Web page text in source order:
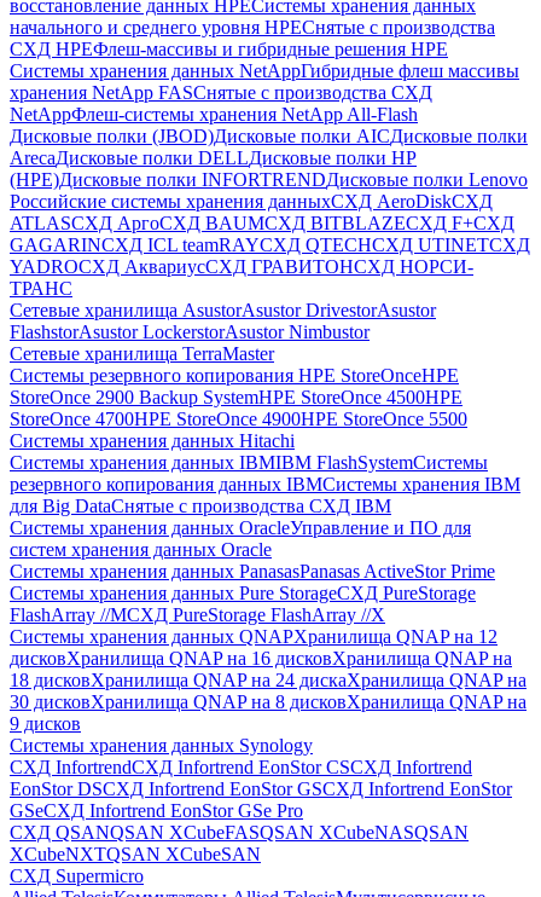
восстановление данных HPEСистемы хранения данных
начального и среднего уровня HPEСнятые с производства
СХД HPEФлеш-массивы и гибридные решения HPE
Cистемы хранения данных NetAppГибридные флеш массивы
хранения NetApp FASСнятые с производства СХД
NetAppФлеш-системы хранения NetApp All-Flash
Дисковые полки (JBOD)Дисковые полки AICДисковые полки
ArecaДисковые полки DELLДисковые полки HP
(HPE)Дисковые полки INFORTRENDДисковые полки Lenovo
Российские системы хранения данныхСХД AeroDiskСХД
ATLASСХД AргоСХД BAUMСХД BITBLAZEСХД F+СХД
GAGARINСХД ICL teamRAYСХД QTECHСХД UTINETСХД
YADROСХД АквариусСХД ГРАВИТОНСХД НОРСИ-
ТРАНС
Сетевые хранилища AsustorAsustor DrivestorAsustor
FlashstorAsustor LockerstorAsustor Nimbustor
Сетевые хранилища TerraMaster
Системы резервного копирования HPE StoreOnceHPE
StoreOnce 2900 Backup SystemHPE StoreOnce 4500HPE
StoreOnce 4700HPE StoreOnce 4900HPE StoreOnce 5500
Системы хранения данных Hitachi
Системы хранения данных IBMIBM FlashSystemСистемы
резервного копирования данных IBMСистемы хранения IBM
для Big DataСнятые с производства СХД IBM
Системы хранения данных OracleУправление и ПО для
систем хранения данных Oracle
Системы хранения данных PanasasPanasas ActiveStor Prime
Системы хранения данных Pure StorageСХД PureStorage
FlashArray //MСХД PureStorage FlashArray //X
Системы хранения данных QNAPХранилища QNAP на 12
дисковХранилища QNAP на 16 дисковХранилища QNAP на
18 дисковХранилища QNAP на 24 дискаХранилища QNAP на
30 дисковХранилища QNAP на 8 дисковХранилища QNAP на
9 дисков
Системы хранения данных Synology
СХД InfortrendСХД Infortrend EonStor CSСХД Infortrend
EonStor DSСХД Infortrend EonStor GSСХД Infortrend EonStor
GSeСХД Infortrend EonStor GSe Pro
СХД QSANQSAN XCubeFASQSAN XCubeNASQSAN
XCubeNXTQSAN XCubeSAN
СХД Supermicro